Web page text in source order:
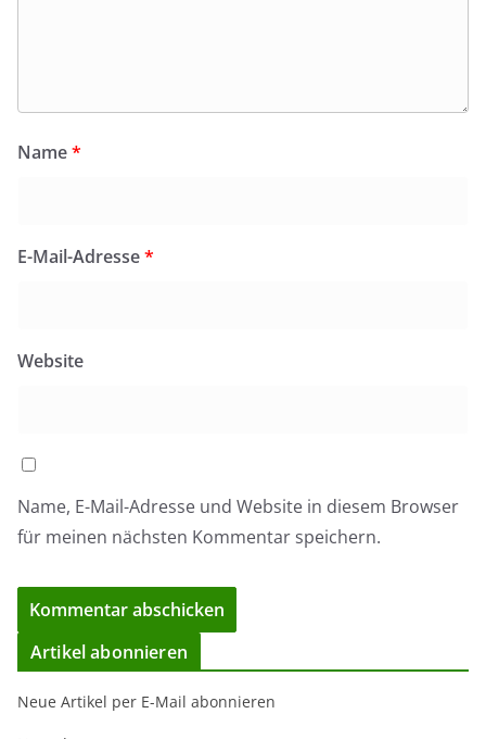
Name*
E-Mail-Adresse*
Website
Name, E-Mail-Adresse und Website in diesem Browser
für meinen nächsten Kommentar speichern.
Artikel abonnieren
Neue Artikel per E-Mail abonnieren